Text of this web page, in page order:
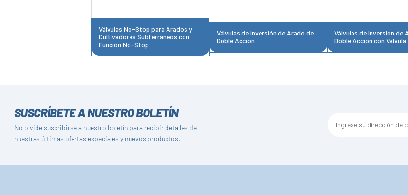
Válvulas No-Stop para Arados y
Cultivadores Subterráneos con
Función No-Stop
Válvulas de Inversión de Arado de
Doble Acción
Válvulas de Inversión de
Doble Acción con
SUSCRÍBETE A NUESTRO BOLETÍN
No olvide suscribirse a nuestro boletín para recibir detalles de
nuestras últimas ofertas especiales y nuevos productos.